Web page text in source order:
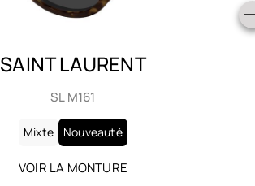
SAINT LAURENT
SL 905
Mixte Nouveauté
VOIR LA MONTURE